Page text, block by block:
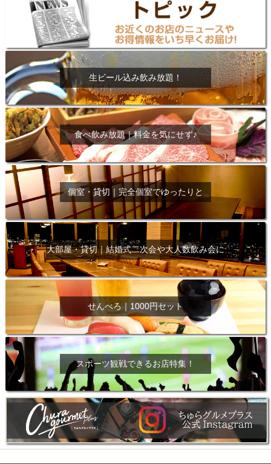
生ビール込み飲み放題！
食べ飲み放題｜料金を気にせず♪
個室・貸切｜完全個室でゆったりと
大部屋・貸切｜結婚式二次会や大人数飲み会に
せんべろ｜1000円セット
スポーツ観戦できるお店特集！